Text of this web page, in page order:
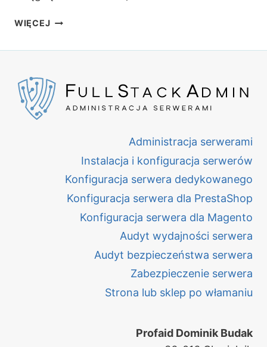
WIĘCEJ BEZPIECZEŃSTWO
W
Administracja serwerami
Instalacja i konfiguracja serwerów
Konfiguracja serwera dedykowanego
Konfiguracja serwera dla PrestaShop
Konfiguracja serwera dla Magento
Audyt wydajności serwera
Audyt bezpieczeństwa serwera
Zabezpieczenie serwera
Strona lub sklep po włamaniu
Profaid Dominik Budak